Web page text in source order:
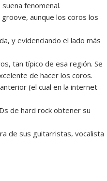
fenomenal.
aunque los coros los
y evidenciando el lado más
tan típico de esa región. Se
de hacer los coros.
(el cual en la internet
de hard rock obtener su
de sus guitarristas, vocalista